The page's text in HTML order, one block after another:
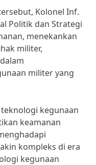
Kolonel Inf.
Politik dan Strategi
menekankan
militer,
militer yang
kegunaan
keamanan
kompleks di era
kegunaan